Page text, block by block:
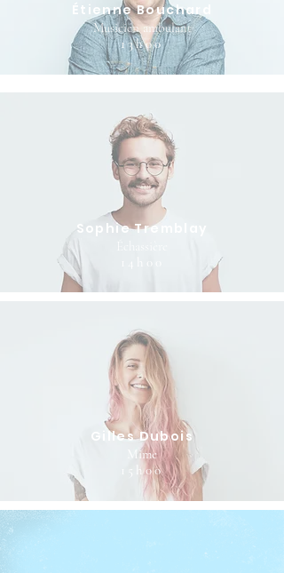
Étienne Bouchard
Musicien ambulant
13h00
Sophie Tremblay
Échassière
Gilles Dubois
Mime
15h00